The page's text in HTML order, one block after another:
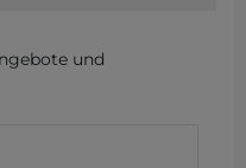
und